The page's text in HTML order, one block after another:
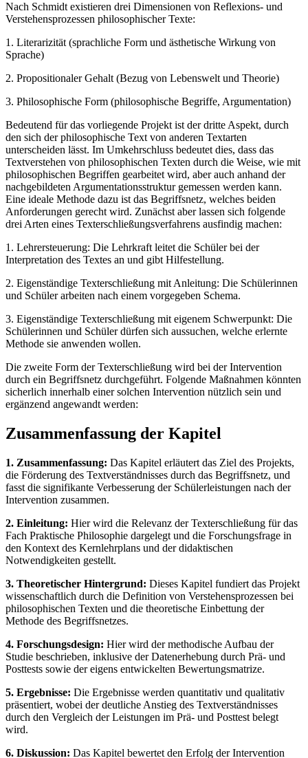
Nach Schmidt existieren drei Dimensionen von Reflexions- und
Verstehensprozessen philosophischer Texte:
1. Literarizität (sprachliche Form und ästhetische Wirkung von
Sprache)
2. Propositionaler Gehalt (Bezug von Lebenswelt und Theorie)
3. Philosophische Form (philosophische Begriffe, Argumentation)
Bedeutend für das vorliegende Projekt ist der dritte Aspekt, durch
den sich der philosophische Text von anderen Textarten
unterscheiden lässt. Im Umkehrschluss bedeutet dies, dass das
Textverstehen von philosophischen Texten durch die Weise, wie mit
philosophischen Begriffen gearbeitet wird, aber auch anhand der
nachgebildeten Argumentationsstruktur gemessen werden kann.
Eine ideale Methode dazu ist das Begriffsnetz, welches beiden
Anforderungen gerecht wird. Zunächst aber lassen sich folgende
drei Arten eines Texterschließungsverfahrens ausfindig machen:
1. Lehrersteuerung: Die Lehrkraft leitet die Schüler bei der
Interpretation des Textes an und gibt Hilfestellung.
2. Eigenständige Texterschließung mit Anleitung: Die Schülerinnen
und Schüler arbeiten nach einem vorgegeben Schema.
3. Eigenständige Texterschließung mit eigenem Schwerpunkt: Die
Schülerinnen und Schüler dürfen sich aussuchen, welche erlernte
Methode sie anwenden wollen.
Die zweite Form der Texterschließung wird bei der Intervention
durch ein Begriffsnetz durchgeführt. Folgende Maßnahmen könnten
sicherlich innerhalb einer solchen Intervention nützlich sein und
ergänzend angewandt werden:
Zusammenfassung der Kapitel
1. Zusammenfassung: Das Kapitel erläutert das Ziel des Projekts,
die Förderung des Textverständnisses durch das Begriffsnetz, und
fasst die signifikante Verbesserung der Schülerleistungen nach der
Intervention zusammen.
2. Einleitung: Hier wird die Relevanz der Texterschließung für das
Fach Praktische Philosophie dargelegt und die Forschungsfrage in
den Kontext des Kernlehrplans und der didaktischen
Notwendigkeiten gestellt.
3. Theoretischer Hintergrund: Dieses Kapitel fundiert das Projekt
wissenschaftlich durch die Definition von Verstehensprozessen bei
philosophischen Texten und die theoretische Einbettung der
Methode des Begriffsnetzes.
4. Forschungsdesign: Hier wird der methodische Aufbau der
Studie beschrieben, inklusive der Datenerhebung durch Prä- und
Posttests sowie der eigens entwickelten Bewertungsmatrize.
5. Ergebnisse: Die Ergebnisse werden quantitativ und qualitativ
präsentiert, wobei der deutliche Anstieg des Textverständnisses
durch den Vergleich der Leistungen im Prä- und Posttest belegt
wird.
6. Diskussion: Das Kapitel bewertet den Erfolg der Intervention